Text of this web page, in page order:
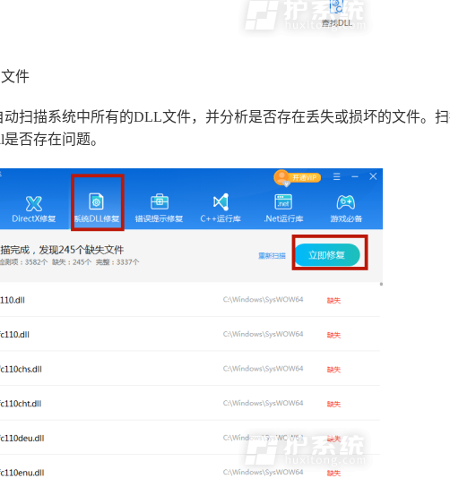
件
扫描系统中所有的DLL文件，并分析是否存在丢失或损坏的文件。
否存在问题。